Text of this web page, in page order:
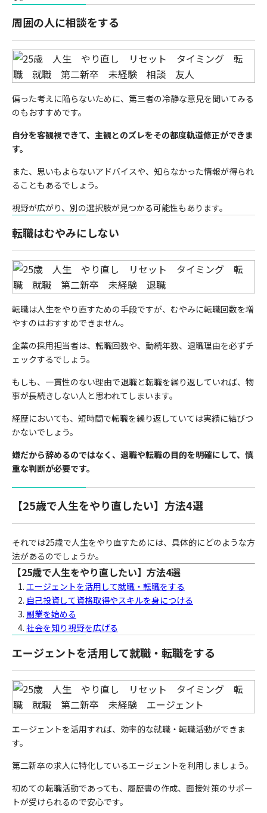
周囲の人に相談をする
偏った考えに陥らないために、第三者の冷静な意見を聞いてみる
のもおすすめです。
自分を客観視できて、主観とのズレをその都度軌道修正ができま
す。
また、思いもよらないアドバイスや、知らなかった情報が得られ
ることもあるでしょう。
視野が広がり、別の選択肢が見つかる可能性もあります。
転職はむやみにしない
転職は人生をやり直すための手段ですが、むやみに転職回数を増
やすのはおすすめできません。
企業の採用担当者は、転職回数や、勤続年数、退職理由を必ずチ
ェックするでしょう。
もしも、一貫性のない理由で退職と転職を繰り返していれば、物
事が長続きしない人と思われてしまいます。
経歴においても、短時間で転職を繰り返していては実績に結びつ
かないでしょう。
嫌だから辞めるのではなく、退職や転職の目的を明確にして、慎
重な判断が必要です。
【25歳で人生をやり直したい】方法4選
それでは25歳で人生をやり直すためには、具体的にどのような方
法があるのでしょうか。
【25歳で人生をやり直したい】方法4選
エージェントを活用して就職・転職をする
自己投資して資格取得やスキルを身につける
副業を始める
社会を知り視野を広げる
エージェントを活用して就職・転職をする
エージェントを活用すれば、効率的な就職・転職活動ができま
す。
第二新卒の求人に特化しているエージェントを利用しましょう。
初めての転職活動であっても、履歴書の作成、面接対策のサポー
トが受けられるので安心です。